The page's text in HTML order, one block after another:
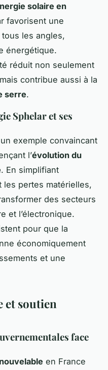
solaire en
favorisent une
les angles,
énergétique.
réduit non seulement
contribue aussi à la
serre.
Sphelar et ses
exemple convaincant
l’évolution du
. En simplifiant
les pertes matérielles,
des secteurs
et l’électronique.
pour que la
économiquement
et une
et soutien
face
en France